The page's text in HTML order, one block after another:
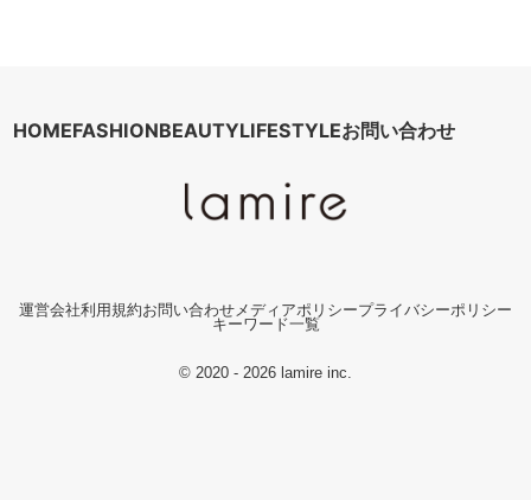
HOMEFASHIONBEAUTYLIFESTYLEお問い合わせ
運営会社利用規約お問い合わせ メディアポリシープライバシーポリシー
キーワード一覧
© 2020 - 2026 lamire inc.